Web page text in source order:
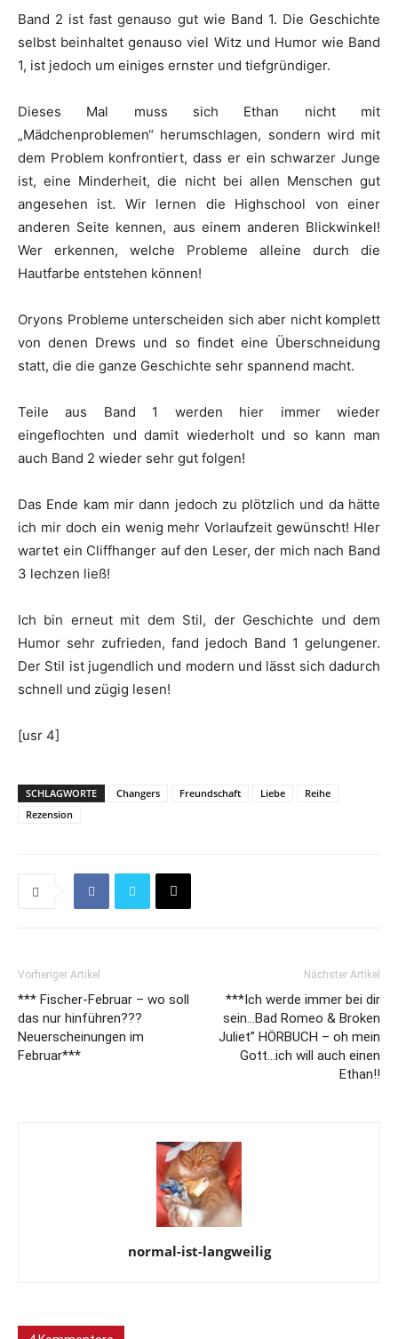
Band 2 ist fast genauso gut wie Band 1. Die Geschichte
selbst beinhaltet genauso viel Witz und Humor wie Band
1, ist jedoch um einiges ernster und tiefgründiger.
Dieses Mal muss sich Ethan nicht mit
„Mädchenproblemen“ herumschlagen, sondern wird mit
dem Problem konfrontiert, dass er ein schwarzer Junge
ist, eine Minderheit, die nicht bei allen Menschen gut
angesehen ist. Wir lernen die Highschool von einer
anderen Seite kennen, aus einem anderen Blickwinkel!
Wer erkennen, welche Probleme alleine durch die
Hautfarbe entstehen können!
Oryons Probleme unterscheiden sich aber nicht komplett
von denen Drews und so findet eine Überschneidung
statt, die die ganze Geschichte sehr spannend macht.
Teile aus Band 1 werden hier immer wieder
eingeflochten und damit wiederholt und so kann man
auch Band 2 wieder sehr gut folgen!
Das Ende kam mir dann jedoch zu plötzlich und da hätte
ich mir doch ein wenig mehr Vorlaufzeit gewünscht! HIer
wartet ein Cliffhanger auf den Leser, der mich nach Band
3 lechzen ließ!
Ich bin erneut mit dem Stil, der Geschichte und dem
Humor sehr zufrieden, fand jedoch Band 1 gelungener.
Der Stil ist jugendlich und modern und lässt sich dadurch
schnell und zügig lesen!
[usr 4]
SCHLAGWORTE Changers Freundschaft Liebe
Reihe
Rezension
Vorheriger Artikel
*** Fischer-Februar – wo soll
das nur hinführen???
Neuerscheinungen im
Februar***
Nächster Artikel
***Ich werde immer bei dir
sein…Bad Romeo & Broken
Juliet” HÖRBUCH – oh mein
Gott…ich will auch einen
Ethan!!
normal-ist-langweilig